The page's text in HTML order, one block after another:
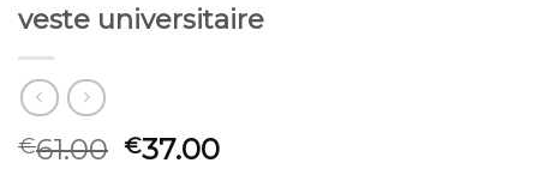
veste universitaire
€61.00 €37.00